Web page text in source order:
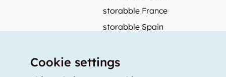
storabble France
storabble Spain
Cookie settings